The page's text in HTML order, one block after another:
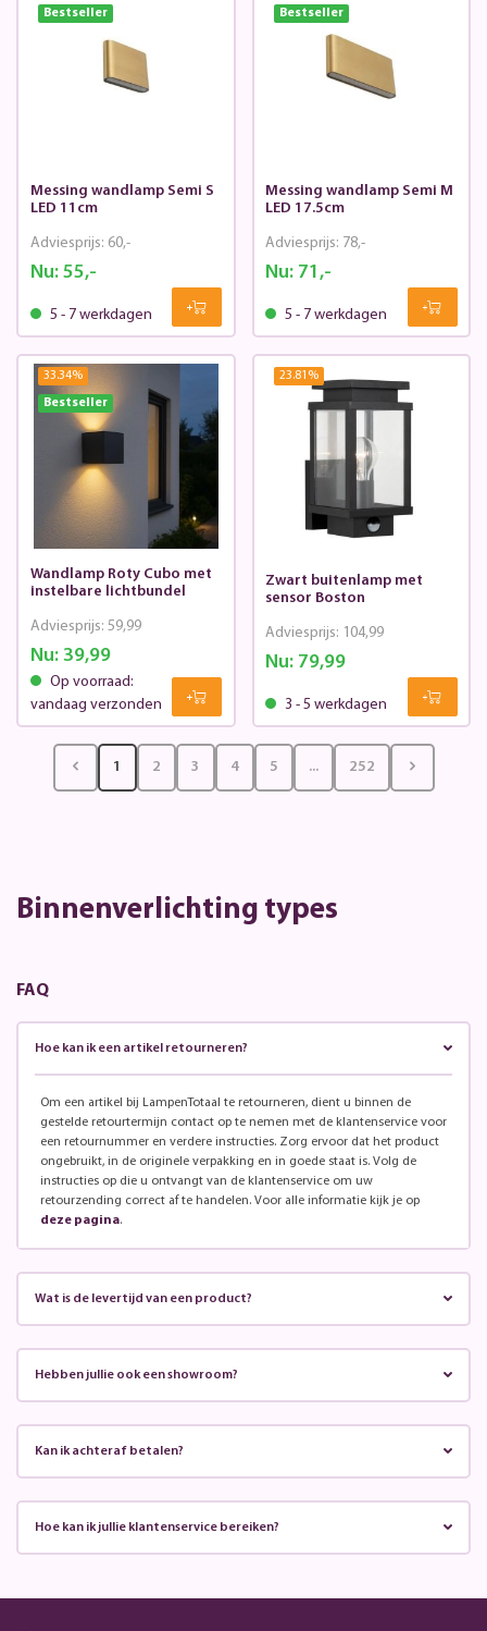
Bestseller
Messing wandlamp Semi S
LED 11cm
Nu:55,-
Adviesprijs: 60,-
5 - 7 werkdagen
Bestseller
Messing wandlamp Semi M
LED 17.5cm
Nu: 71,-
Adviesprijs: 78,-
5 - 7 werkdagen
33.34%
Bestseller
Wandlamp Roty Cubo met
instelbare lichtbundel
Nu:39,99
Adviesprijs: 59,99
Op voorraad:
vandaag verzonden
23.81 %
Zwart buitenlamp met
sensor Boston
Nu: 79,99
Adviesprijs: 104,99
3 - 5 werkdagen
1 2 3 4 5 ... 252
Binnenverlichting types
FAQ
Hoe kan ik een artikel retourneren?
Om een artikel bij LampenTotaal te retourneren, dient u binnen de
gestelde retourtermijn contact op te nemen met de klantenservice voor
een retournummer en verdere instructies. Zorg ervoor dat het product
ongebruikt, in de originele verpakking en in goede staat is. Volg de
instructies op die u ontvangt van de klantenservice om uw
retourzending correct af te handelen. Voor alle informatie kijk je op
deze pagina.
Wat is de levertijd van een product?
Hebben jullie ook een showroom?
Kan ik achteraf betalen?
Hoe kan ik jullie klantenservice bereiken?